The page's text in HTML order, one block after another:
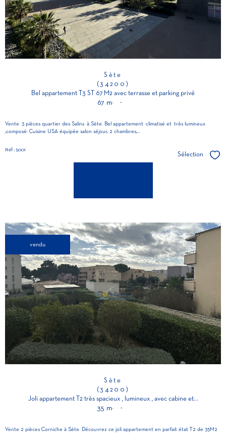
Sète
(34200)
Bel appartement T3 ST 67 M2 avec terrasse et parking privé
67 m² -
Vente 3 pièces quartier des Salins à Sète. Bel appartement climatisé et très lumineux
,composé: Cuisine USA équipée salon séjour, 2 chambres,...
Réf : 5001
Sélection
vendu
Sète
(34200)
Joli appartement T2 très spacieux , lumineux , avec cabine et...
35 m² -
Vente 2 pièces Corniche à Sète. Découvrez ce joli appartement en parfait état T2 de 35M2